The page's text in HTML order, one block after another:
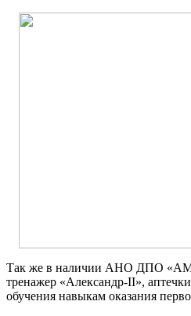
Так же в наличии АНО ДПО «АМ
тренажер «Александр-II»,
обучения навыкам оказания